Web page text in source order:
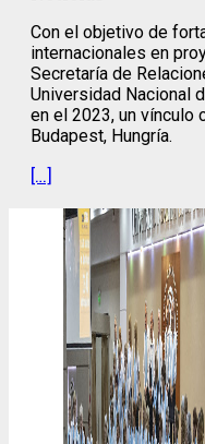
Con el objetivo de
internacionales en
Secretaría de
Universidad Nacional
en el 2023, un vínculo
Budapest, Hungría.
[…]